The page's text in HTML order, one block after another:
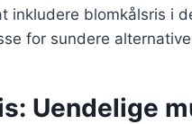
blomkålsris i
for sundere
Uendelige